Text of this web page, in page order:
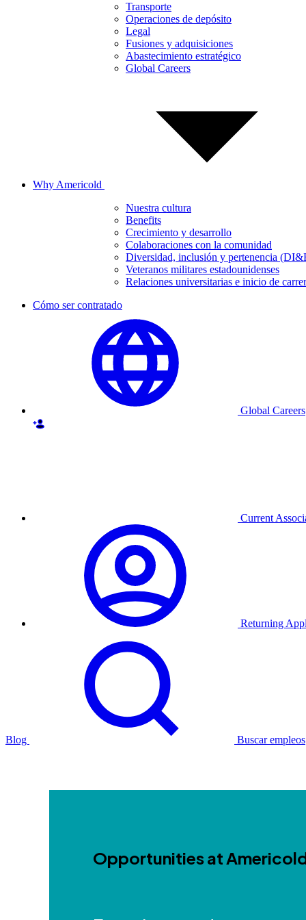
Transporte
Operaciones de depósito
Legal
Fusiones y adquisiciones
Abastecimiento estratégico
Global Careers
Why Americold
Nuestra cultura
Benefits
Crecimiento y desarrollo
Colaboraciones con la comunidad
Diversidad, inclusión y pertenencia
Veteranos militares estadounidenses
Relaciones universitarias e inicio de
Cómo ser contratado
Global Careers
Current
Returning
Blog Buscar empleos
Opportunities at